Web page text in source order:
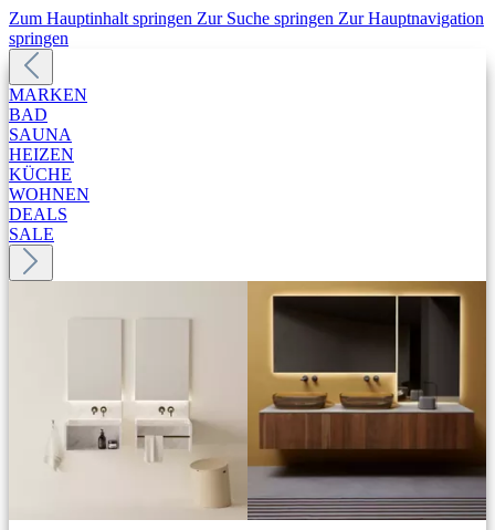
Zum Hauptinhalt springen Zur Suche springen Zur Hauptnavigation
springen
MARKEN
BAD
SAUNA
HEIZEN
KÜCHE
WOHNEN
DEALS
SALE